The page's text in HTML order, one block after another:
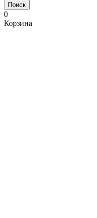
Поиск
0
Корзина